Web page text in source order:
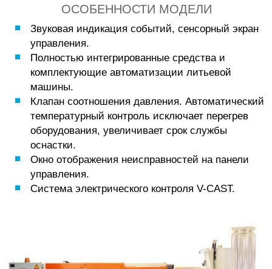
ОСОБЕННОСТИ МОДЕЛИ
Звуковая индикация событий, сенсорный экран
управления.
Полностью интегрированные средства и
комплектующие автоматизации литьевой
машины.
Клапан соотношения давления. Автоматический
температурный контроль исключает перегрев
оборудования, увеличивает срок службы
оснастки.
Окно отображения неисправностей на панели
управления.
Система электрического контроля V-CAST.